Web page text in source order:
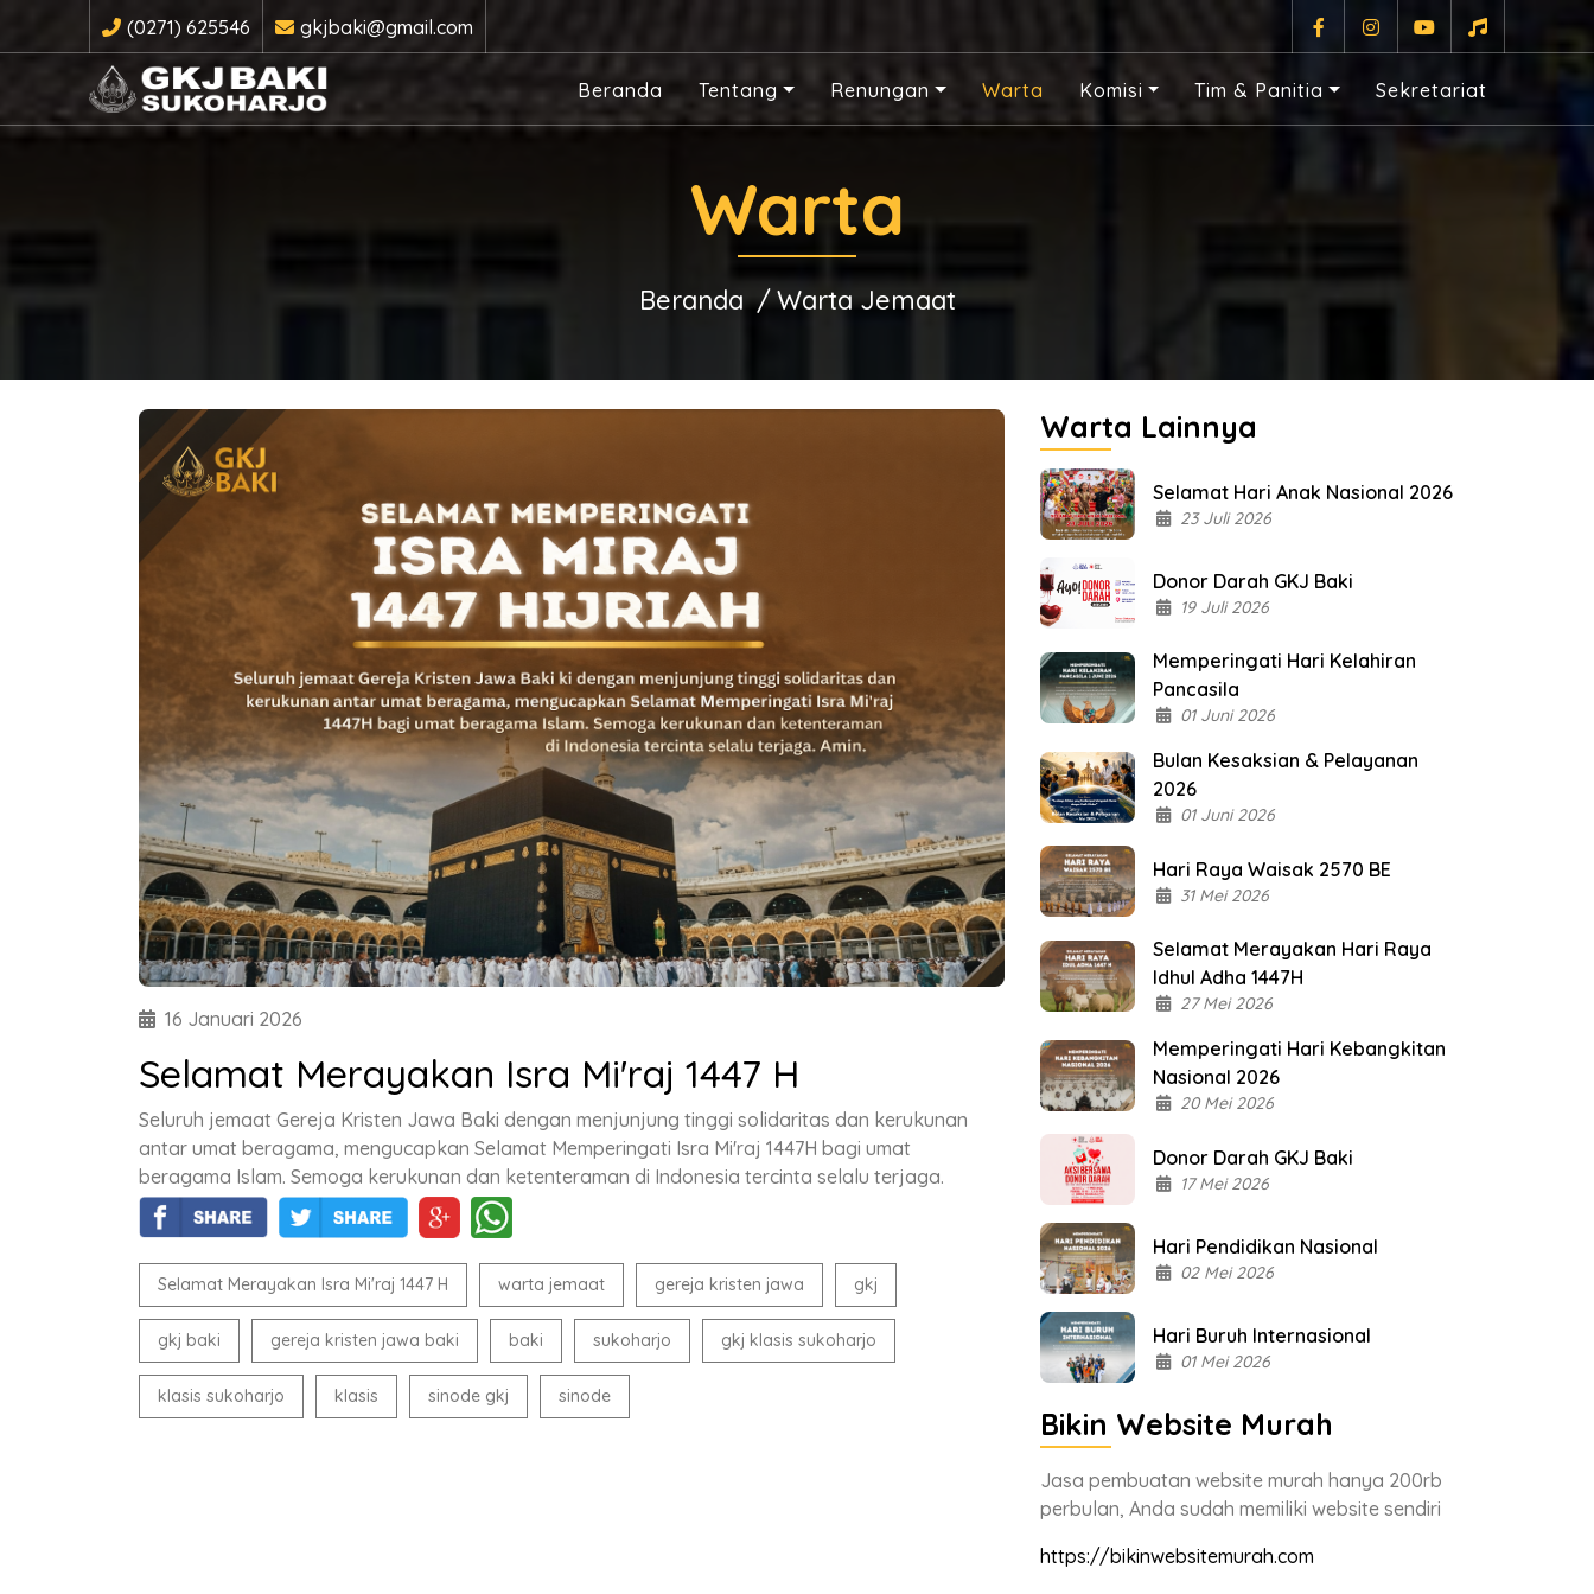
(0271) 625546 gkjbaki@gmail.com
Beranda Tentang Renungan Warta Komisi Tim & Panitia Sekretariat
Warta
Beranda Warta Jemaat
16 Januari 2026
Selamat Merayakan Isra Mi'raj 1447 H
Seluruh jemaat Gereja Kristen Jawa Baki dengan menjunjung tinggi solidaritas dan kerukunan
antar umat beragama, mengucapkan Selamat Memperingati Isra Mi'raj 1447H bagi umat
beragama Islam. Semoga kerukunan dan ketenteraman di Indonesia tercinta selalu terjaga.
Selamat Merayakan Isra Mi'raj 1447 H warta jemaat gereja kristen jawa gkj
gkj baki gereja kristen jawa baki baki sukoharjo gkj klasis sukoharjo
klasis sukoharjo klasis sinode gkj sinode
Warta Lainnya
Selamat Hari Anak Nasional 2026
23 Juli 2026
Donor Darah GKJ Baki
19 Juli 2026
Memperingati Hari Kelahiran
Pancasila
01 Juni 2026
Bulan Kesaksian & Pelayanan
2026
01 Juni 2026
Hari Raya Waisak 2570 BE
31 Mei 2026
Selamat Merayakan Hari Raya
Idhul Adha 1447H
27 Mei 2026
Memperingati Hari Kebangkitan
Nasional 2026
20 Mei 2026
Donor Darah GKJ Baki
17 Mei 2026
Hari Pendidikan Nasional
02 Mei 2026
Hari Buruh Internasional
01 Mei 2026
Bikin Website Murah
Jasa pembuatan website murah hanya 200rb
perbulan, Anda sudah memiliki website sendiri
https://bikinwebsitemurah.com